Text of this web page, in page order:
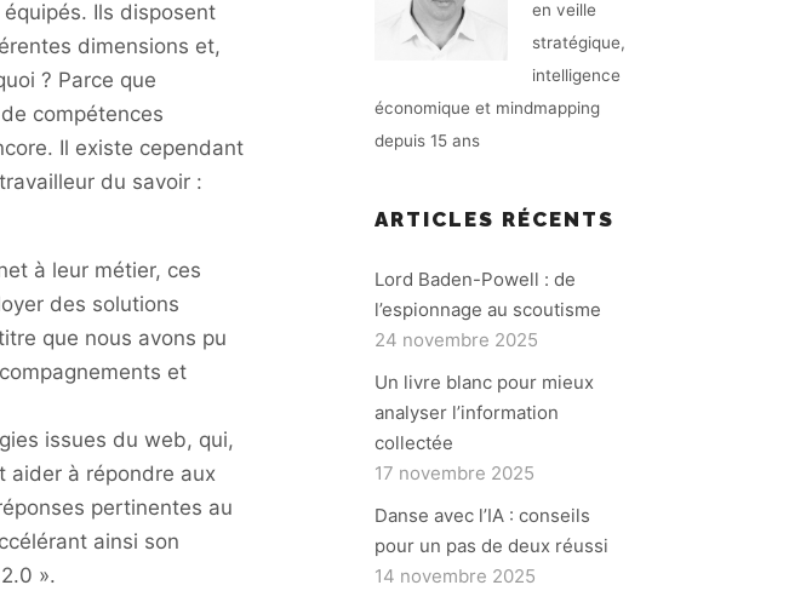
Ils disposent
dimensions et,
? Parce que
compétences
Il existe cependant
du savoir :
à leur métier, ces
des solutions
que nous avons pu
et
issues du web, qui,
aider à répondre aux
pertinentes au
ainsi son
».
en veille
stratégique,
intelligence
économique et mindmapping
depuis 15 ans
ARTICLES RÉCENTS
Lord Baden-Powell : de
l’espionnage au scoutisme
24 novembre 2025
Un livre blanc pour mieux
analyser l’information
collectée
17 novembre 2025
Danse avec l’IA : conseils
pour un pas de deux réussi
14 novembre 2025